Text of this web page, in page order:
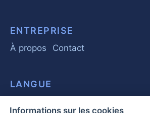
ENTREPRISE
À propos Contact
LANGUE
Informations sur les cookies